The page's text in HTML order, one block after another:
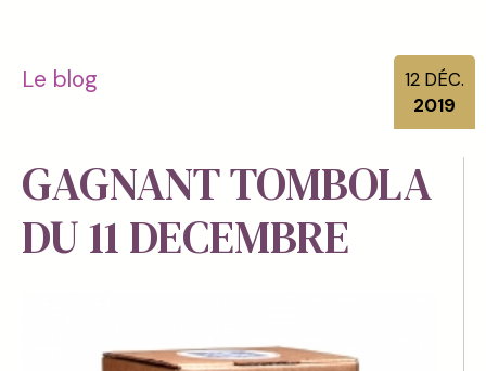
Le blog 12 DÉC.
2019
GAGNANT TOMBOLA
DU 11 DECEMBRE